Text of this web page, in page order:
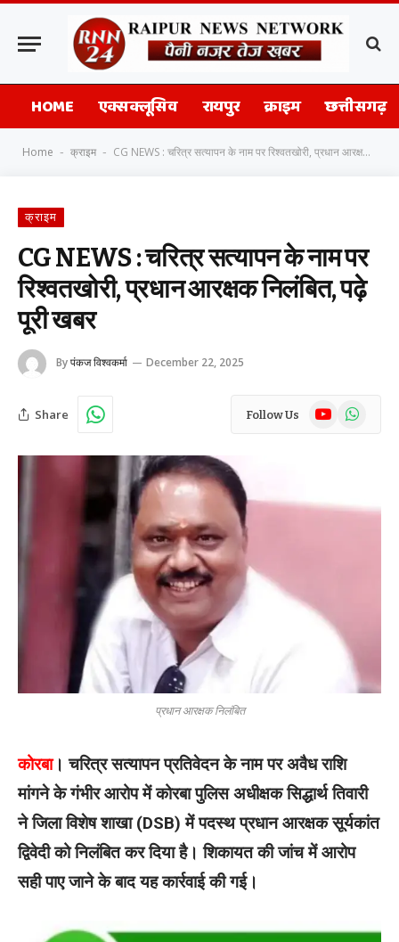
HOME एक्सक्लूसिव रायपुर क्राइम छत्तीसगढ़
Home - क्राइम - CG NEWS : चरित्र सत्यापन के नाम पर रिश्वतखोरी, प्रधान आरक्षक निलंबित, पढ़े पूरी खबर
क्राइम
CG NEWS : चरित्र सत्यापन के नाम पर
रिश्वतखोरी, प्रधान आरक्षक निलंबित, पढ़े
पूरी खबर
Byपंकज विश्वकर्मा December 22, 2025
Share Follow Us YouTubeWhatsApp
प्रधान आरक्षक निलंबित
कोरबा। चरित्र सत्यापन प्रतिवेदन के नाम पर अवैध राशि
मांगने के गंभीर आरोप में कोरबा पुलिस अधीक्षक सिद्धार्थ तिवारी
ने जिला विशेष शाखा (DSB) में पदस्थ प्रधान आरक्षक सूर्यकांत
द्विवेदी को निलंबित कर दिया है। शिकायत की जांच में आरोप
सही पाए जाने के बाद यह कार्रवाई की गई।